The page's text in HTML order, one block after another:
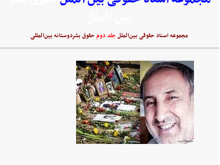
مجموعه اسناد حقوقی بین‌المللجلد دومحقوق بشردوستانه بین‌المللی